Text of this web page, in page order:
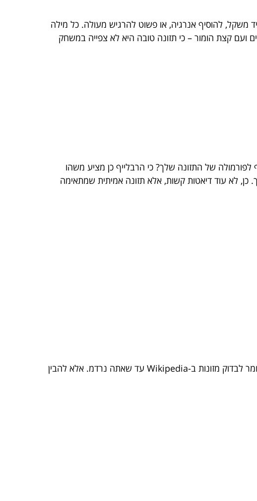
להוסיף אנרגיה, או פשוט להרגיש מעולה. כל מילה
ועם קצת הומור – כי תזונה טובה היא לא צפייה במשחק
של התזונה שלך? כי הרבלייף כן מציע משהו
כן, לא עוד דיאטות קשות, אלא תזונה אמיתית שמתאימה
לפני שמתחילים לבנות תוכנית תזונה, שווה לקחת חתיכת זמן להבין באמת מה הגוף שלך צריך. כן, זה לא אומר לבדוק מזונות ב-Wikipedia עד שאתה נרדמ. אלא להבין